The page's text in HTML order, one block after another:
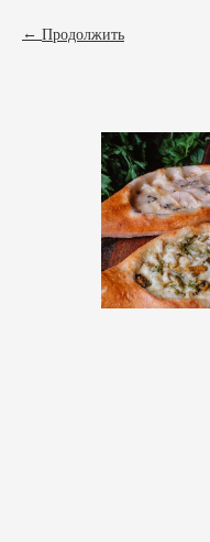
Продолжить